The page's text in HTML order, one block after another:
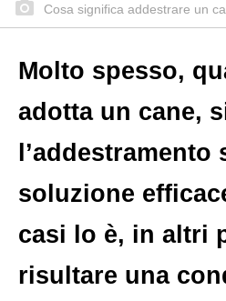
Cosa significa addestrare un
Molto spesso,
adotta un cane,
l’addestramento
soluzione
casi lo è, in altri
risultare una